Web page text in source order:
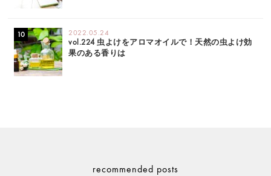
2022.05.24
vol.224 虫よけをアロマオイルで！天然の虫よけ効
果のある香りは
recommended posts